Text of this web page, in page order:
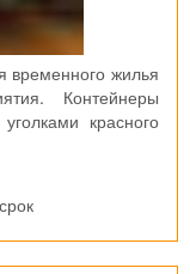
временного жилья
Контейнеры
красного